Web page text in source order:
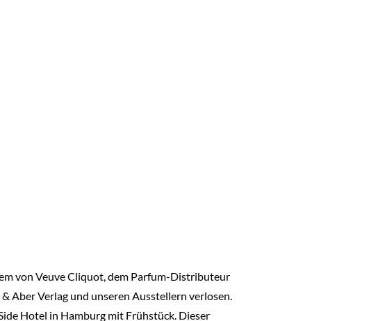
von Veuve Cliquot, dem Parfum-Distributeur
Aber Verlag und unseren Ausstellern verlosen.
Hotel in Hamburg mit Frühstück. Dieser